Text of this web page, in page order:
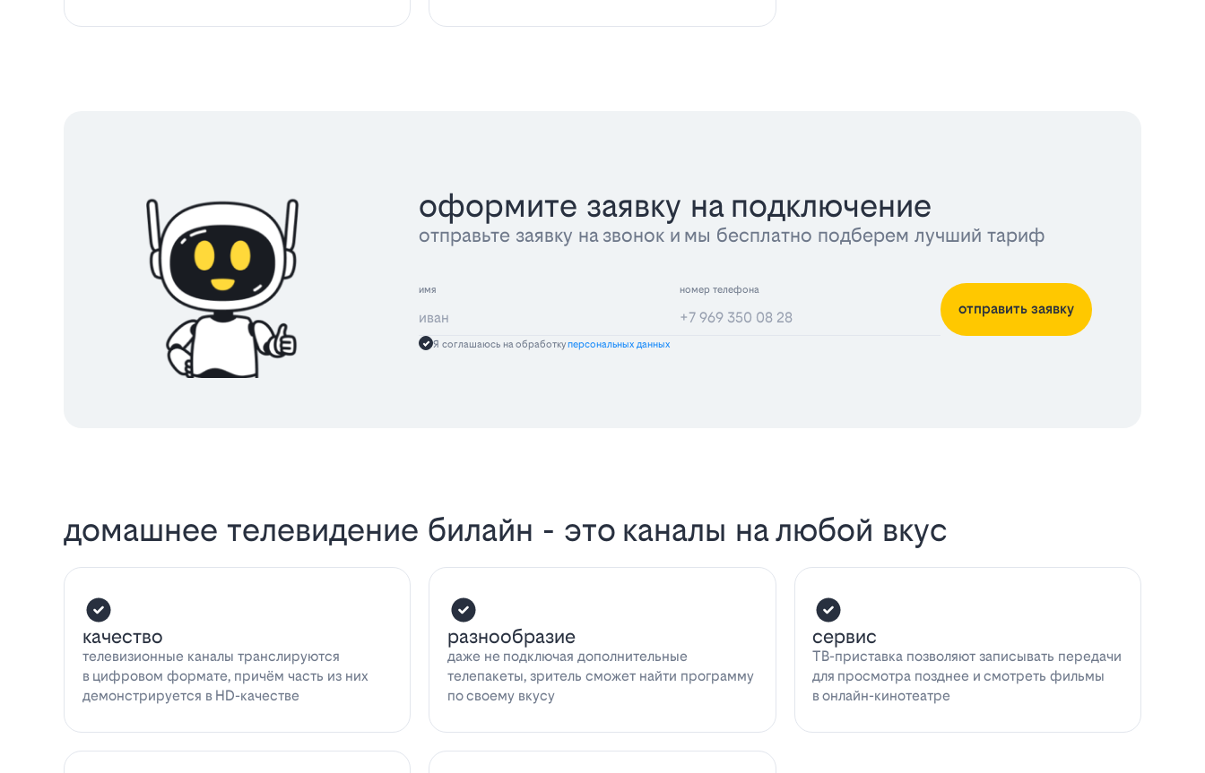
оформите заявку на подключение
отправьте заявку на звонок и мы бесплатно подберем лучший тариф
имя номер телефона
отправить заявку
Я соглашаюсь на обработкуперсональных данных
домашнее телевидение билайн - это каналы на любой вкус
качество
телевизионные каналы транслируются
в цифровом формате, причём часть из них
демонстрируется в HD-качестве
разнообразие
даже не подключая дополнительные
телепакеты, зритель сможет найти программу
по своему вкусу
сервис
ТВ-приставка позволяют записывать передачи
для просмотра позднее и смотреть фильмы
в онлайн-кинотеатре